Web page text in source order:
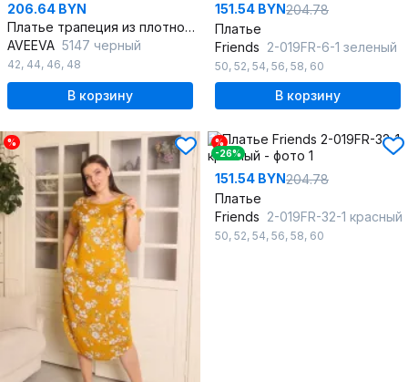
206.64 BYN
Платье трапеция из плотной ткани с эффектом шелка
AVEEVA 5147 черный
42, 44, 46, 48
В корзину
151.54 BYN204.78
Платье
Friends 2-019FR-6-1 зеленый
50, 52, 54, 56, 58, 60
В корзину
%
%
-26%
151.54 BYN204.78
Платье
Friends 2-019FR-32-1 красный
50, 52, 54, 56, 58, 60